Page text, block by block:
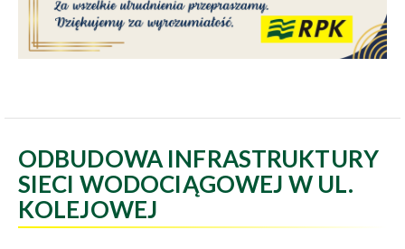
ODBUDOWA INFRASTRUKTURY
SIECI WODOCIĄGOWEJ W UL.
KOLEJOWEJ